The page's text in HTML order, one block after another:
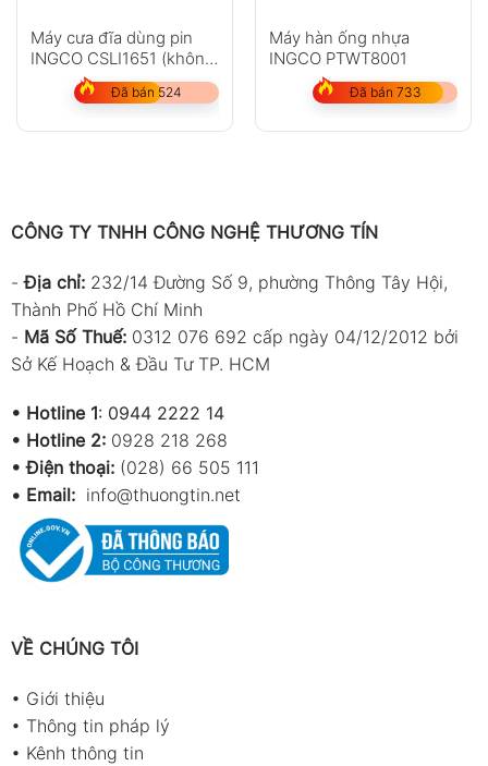
Máy cưa đĩa dùng pin
INGCO CSLI1651 (không
kèm pin và sạc)
Đã bán 524
Máy hàn ống nhựa
INGCO PTWT8001
Đã bán 733
CÔNG TY TNHH CÔNG NGHỆ THƯƠNG TÍN
-Địa chỉ: 232/14 Đường Số 9, phường Thông Tây Hội,
Thành Phố Hồ Chí Minh
- Mã Số Thuế: 0312 076 692 cấp ngày 04/12/2012 bởi
Sở Kế Hoạch & Đầu Tư TP. HCM
• Hotline 1: 0944 2222 14
• Hotline 2: 0928 218 268
• Điện thoại: (028) 66 505 111
• Email: info@thuongtin.net
VỀ CHÚNG TÔI
• Giới thiệu
• Thông tin pháp lý
• Kênh thông tin